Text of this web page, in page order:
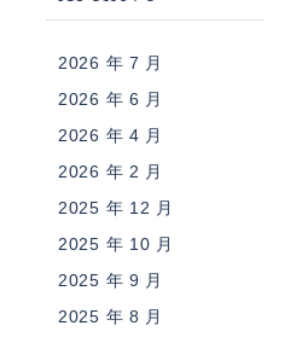
2026 年 7 月
2026 年 6 月
2026 年 4 月
2026 年 2 月
2025 年 12 月
2025 年 10 月
2025 年 9 月
2025 年 8 月